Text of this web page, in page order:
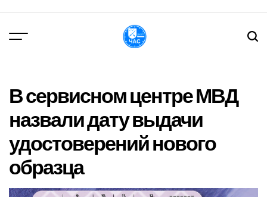
вмісту
В сервисном центре МВД
назвали дату выдачи
удостоверений нового
образца